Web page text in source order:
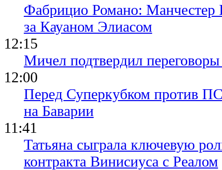
Фабрицио Романо: Манчестер
за Кауаном Элиасом
12:15
Мичел подтвердил
12:00
Перед Суперкубком против
на Баварии
11:41
Татьяна сыграла ключевую
контракта Винисиуса с Реалом